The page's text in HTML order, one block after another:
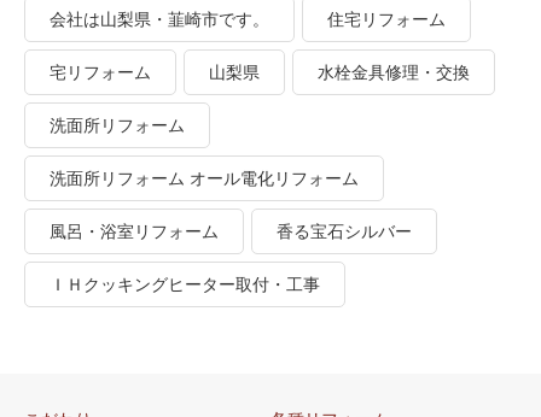
会社は山梨県・韮崎市です。 住宅リフォーム
宅リフォーム 山梨県 水栓金具修理・交換
洗面所リフォーム
洗面所リフォーム オール電化リフォーム
風呂・浴室リフォーム 香る宝石シルバー
ＩＨクッキングヒーター取付・工事